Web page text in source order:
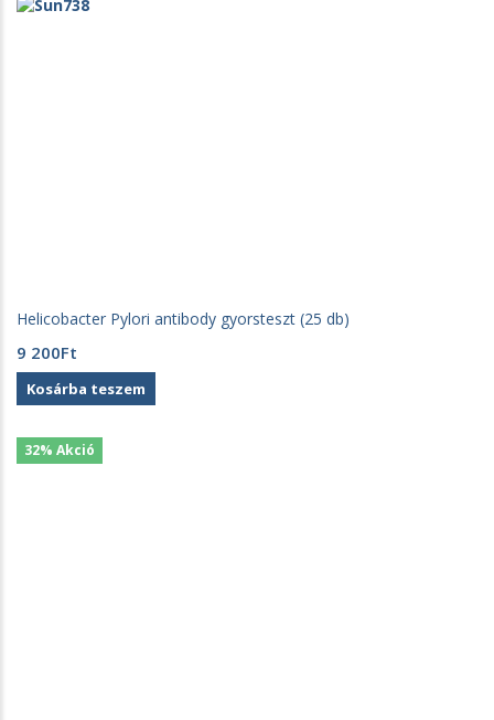
Helicobacter Pylori antibody gyorsteszt (25 db)
9 200Ft
Kosárba teszem
32% Akció